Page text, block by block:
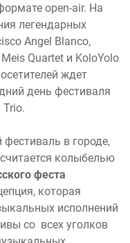
open-air. На
легендарных
Angel Blanco,
Quartet и KoloYolo
ждет
день фестиваля
Trio.
в городе,
колыбелью
феста
которая
исполнений
со всех уголков